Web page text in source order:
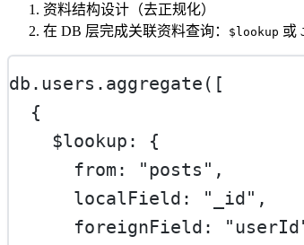
资料结构设计（去正规化）
在 DB 层完成关联资料查询：
$lookup 或
db.users. aggregate ([
  {
    $lookup: {
      from:
"posts" ,
      localField:
"_id" ,
      foreignField: